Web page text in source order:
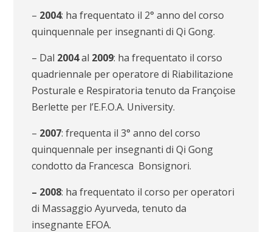
– 2004: ha frequentato il 2° anno del corso
quinquennale per insegnanti di Qi Gong.
– Dal 2004al 2009: ha frequentato il corso
quadriennale per operatore di Riabilitazione
Posturale e Respiratoria tenuto da Françoise
Berlette per l’E.F.O.A. University.
– 2007: frequenta il 3° anno del corso
quinquennale per insegnanti di Qi Gong
condotto da Francesca Bonsignori.
– 2008: ha frequentato il corso per operatori
di Massaggio Ayurveda, tenuto da
insegnante EFOA.